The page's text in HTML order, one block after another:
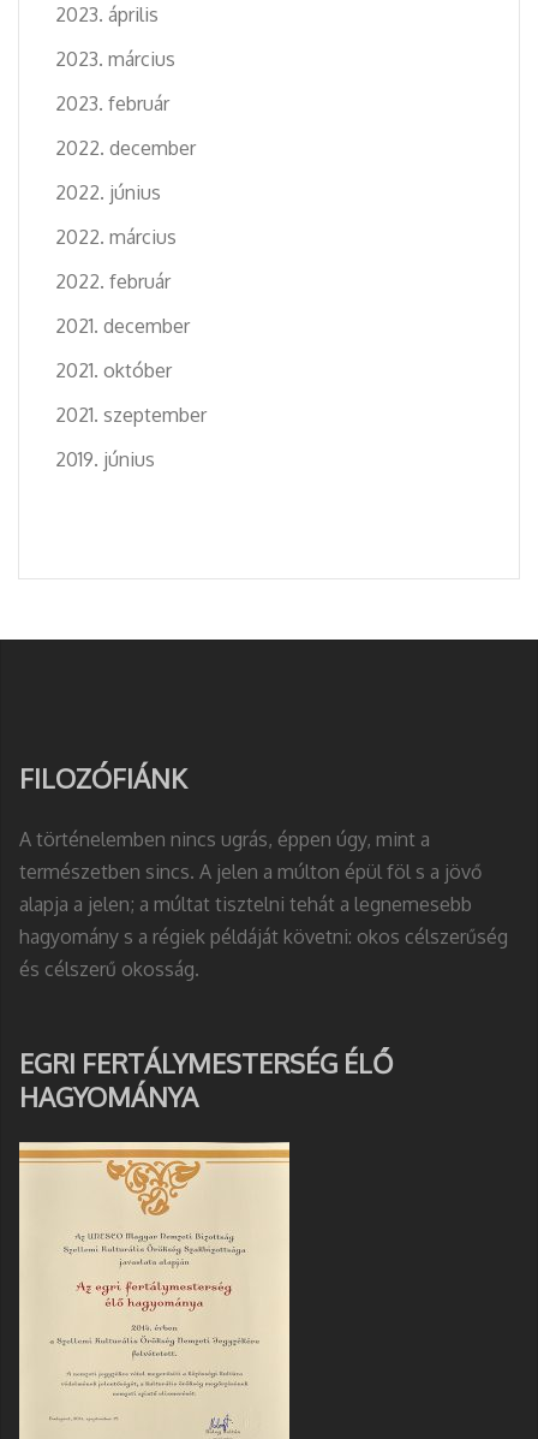
2023. április
2023. március
2023. február
2022. december
2022. június
2022. március
2022. február
2021. december
2021. október
2021. szeptember
2019. június
FILOZÓFIÁNK
A történelemben nincs ugrás, éppen úgy, mint a
természetben sincs. A jelen a múlton épül föl s a jövő
alapja a jelen; a múltat tisztelni tehát a legnemesebb
hagyomány s a régiek példáját követni: okos célszerűség
és célszerű okosság.
EGRI FERTÁLYMESTERSÉG ÉLŐ
HAGYOMÁNYA